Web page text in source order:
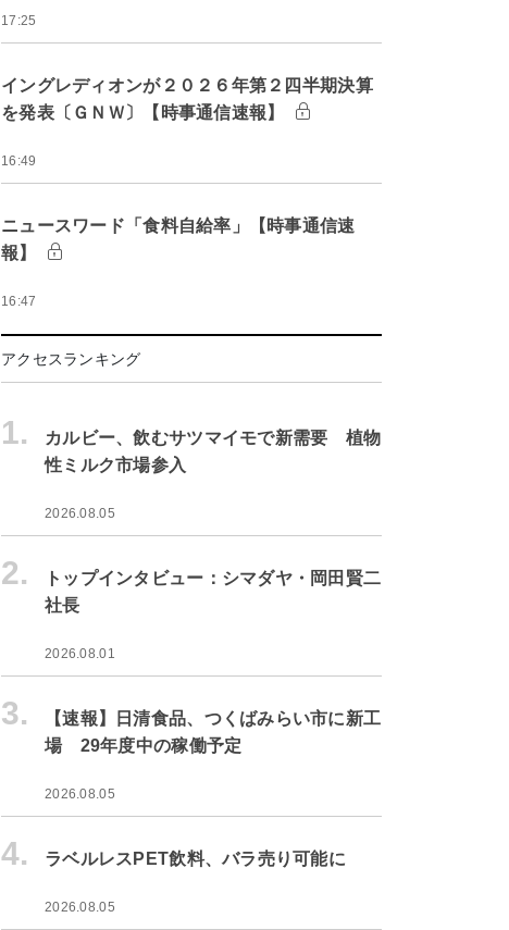
17:25
イングレディオンが２０２６年第２四半期決算
を発表〔ＧＮＷ〕【時事通信速報】
16:49
ニュースワード「食料自給率」【時事通信速
報】
16:47
アクセスランキング
1.
カルビー、飲むサツマイモで新需要 植物
性ミルク市場参入
2026.08.05
2.
トップインタビュー：シマダヤ・岡田賢二
社長
2026.08.01
3.
【速報】日清食品、つくばみらい市に新工
場 29年度中の稼働予定
2026.08.05
4. ラベルレスPET飲料、バラ売り可能に
2026.08.05